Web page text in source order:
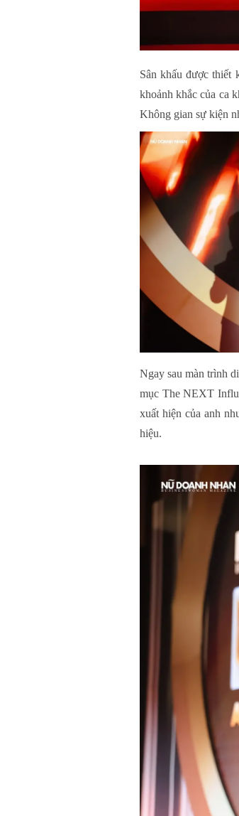
Sân khấu được thiết
khoảnh khắc của ca
Không gian sự kiện
Ngay sau màn trình
mục The NEXT
xuất hiện của anh
hiệu.